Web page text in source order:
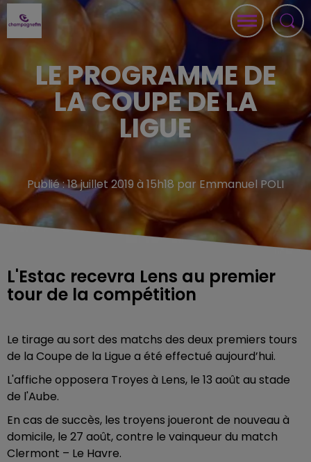
LE PROGRAMME DE
LA COUPE DE LA
LIGUE
Publié : 18 juillet 2019 à 15h18 par Emmanuel POLI
L'Estac recevra Lens au premier
tour de la compétition
Le tirage au sort des matchs des deux premiers tours
de la Coupe de la Ligue a été effectué aujourd’hui.
L'affiche opposera Troyes à Lens, le 13 août au stade
de l'Aube.
En cas de succès, les troyens joueront de nouveau à
domicile, le 27 août, contre le vainqueur du match
Clermont – Le Havre.